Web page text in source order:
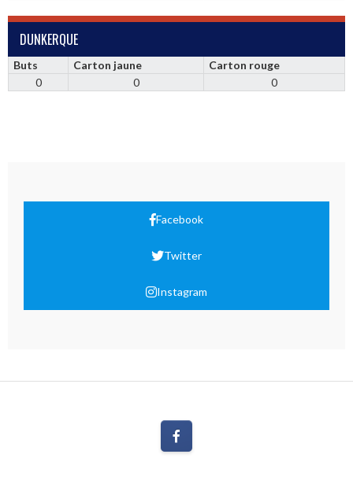
DUNKERQUE
Buts Carton jaune
Carton rouge
0
0 0
Facebook
Twitter
Instagram